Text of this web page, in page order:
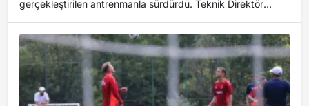
gerçekleştirilen antrenmanla sürdürdü. Teknik Direktör